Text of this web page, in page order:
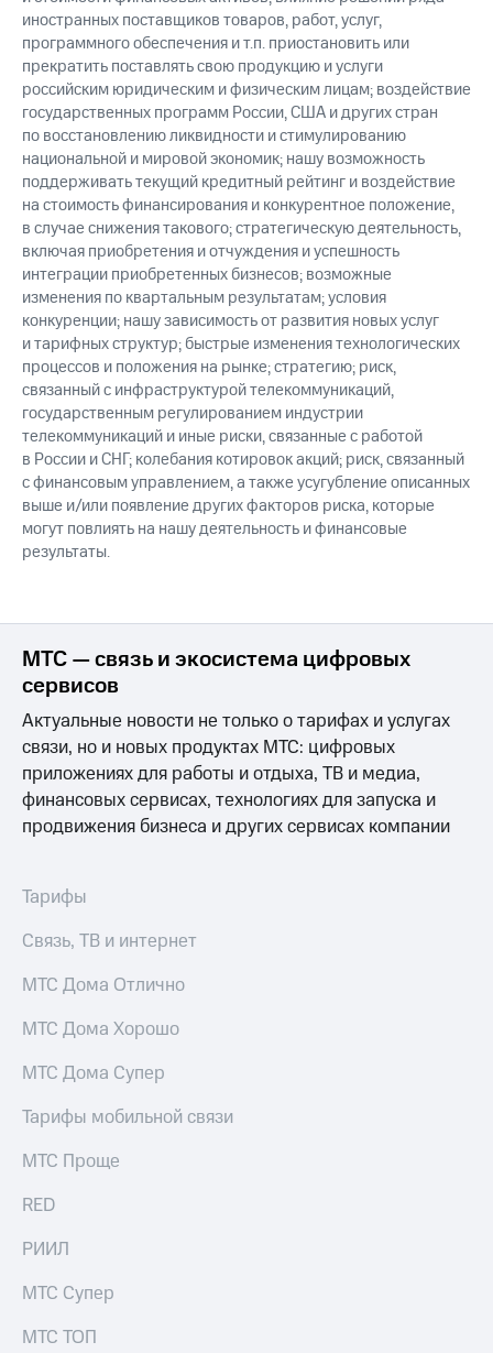
иностранных поставщиков товаров, работ, услуг,
программного обеспечения и т.п. приостановить или
прекратить поставлять свою продукцию и услуги
российским юридическим и физическим лицам; воздействие
государственных программ России, США и других стран
по восстановлению ликвидности и стимулированию
национальной и мировой экономик; нашу возможность
поддерживать текущий кредитный рейтинг и воздействие
на стоимость финансирования и конкурентное положение,
в случае снижения такового; стратегическую деятельность,
включая приобретения и отчуждения и успешность
интеграции приобретенных бизнесов; возможные
изменения по квартальным результатам; условия
конкуренции; нашу зависимость от развития новых услуг
и тарифных структур; быстрые изменения технологических
процессов и положения на рынке; стратегию; риск,
связанный с инфраструктурой телекоммуникаций,
государственным регулированием индустрии
телекоммуникаций и иные риски, связанные с работой
в России и СНГ; колебания котировок акций; риск, связанный
с финансовым управлением, а также усугубление описанных
выше и/или появление других факторов риска, которые
могут повлиять на нашу деятельность и финансовые
результаты.
МТС — связь и экосистема цифровых
сервисов
Актуальные новости не только о тарифах и услугах
связи, но и новых продуктах МТС: цифровых
приложениях для работы и отдыха, ТВ и медиа,
финансовых сервисах, технологиях для запуска и
продвижения бизнеса и других сервисах компании
Тарифы
Связь, ТВ и интернет
МТС Дома Отлично
МТС Дома Хорошо
МТС Дома Супер
Тарифы мобильной связи
МТС Проще
RED
РИИЛ
МТС Супер
МТС ТОП